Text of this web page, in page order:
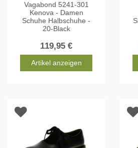
Vagabond 5241-301
Kenova - Damen
Schuhe Halbschuhe -
20-Black
119,95 €
Artikel anzeigen